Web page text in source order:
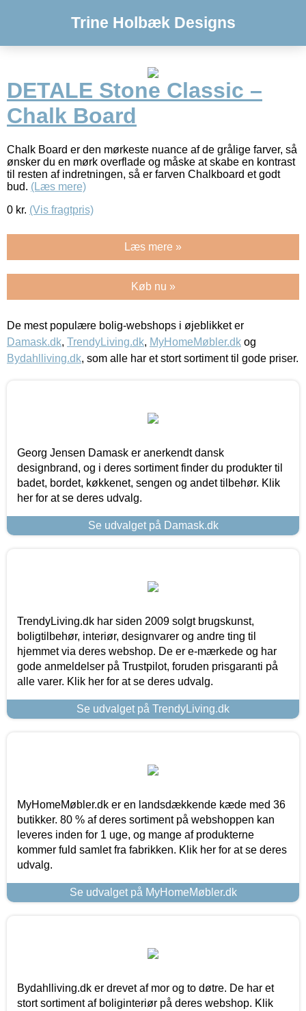
Trine Holbæk Designs
DETALE Stone Classic –
Chalk Board
Chalk Board er den mørkeste nuance af de grålige farver, så
ønsker du en mørk overflade og måske at skabe en kontrast
til resten af indretningen, så er farven Chalkboard et godt
bud. (Læs mere)
0 kr. (Vis fragtpris)
Læs mere »
Køb nu »
De mest populære bolig-webshops i øjeblikket er
Damask.dk, TrendyLiving.dk, MyHomeMøbler.dk og
Bydahlliving.dk, som alle har et stort sortiment til gode priser.
Georg Jensen Damask er anerkendt dansk
designbrand, og i deres sortiment finder du produkter til
badet, bordet, køkkenet, sengen og andet tilbehør. Klik
her for at se deres udvalg.
Se udvalget på Damask.dk
TrendyLiving.dk har siden 2009 solgt brugskunst,
boligtilbehør, interiør, designvarer og andre ting til
hjemmet via deres webshop. De er e-mærkede og har
gode anmeldelser på Trustpilot, foruden prisgaranti på
alle varer. Klik her for at se deres udvalg.
Se udvalget på TrendyLiving.dk
MyHomeMøbler.dk er en landsdækkende kæde med 36
butikker. 80 % af deres sortiment på webshoppen kan
leveres inden for 1 uge, og mange af produkterne
kommer fuld samlet fra fabrikken. Klik her for at se deres
udvalg.
Se udvalget på MyHomeMøbler.dk
Bydahlliving.dk er drevet af mor og to døtre. De har et
stort sortiment af boliginteriør på deres webshop. Klik